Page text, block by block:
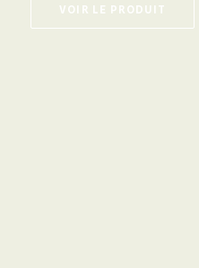
VOIR LE PRODUIT